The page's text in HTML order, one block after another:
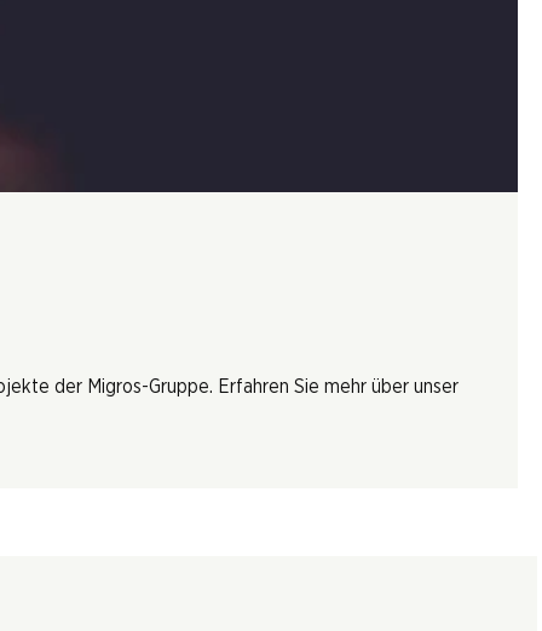
der Migros-Gruppe. Erfahren Sie mehr über unser